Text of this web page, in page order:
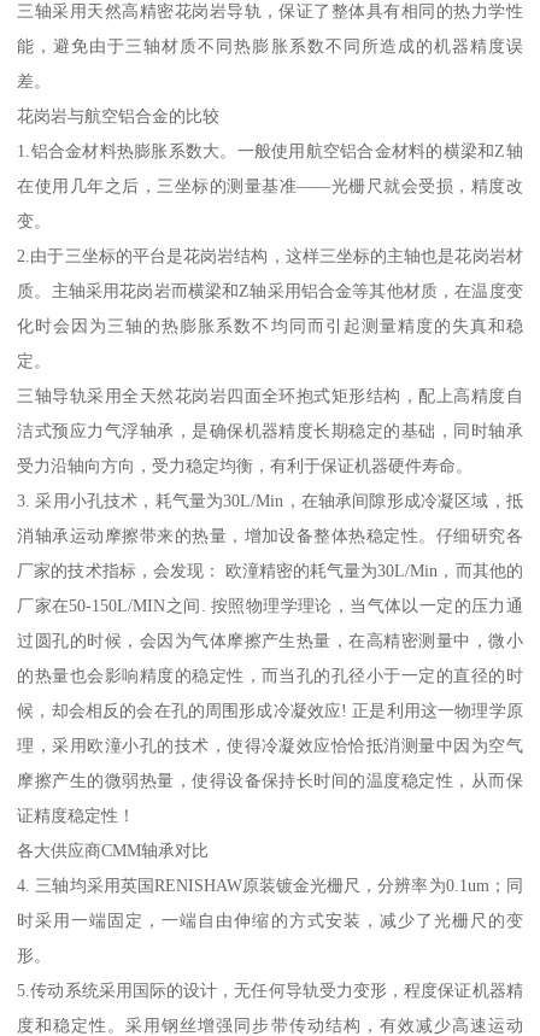
三轴采用天然高精密花岗岩导轨，保证了整体具有相同的热力学性
能，避免由于三轴材质不同热膨胀系数不同所造成的机器精度误
差。
花岗岩与航空铝合金的比较
1.铝合金材料热膨胀系数大。一般使用航空铝合金材料的横梁和Z轴
在使用几年之后，三坐标的测量基准——光栅尺就会受损，精度改
变。
2.由于三坐标的平台是花岗岩结构，这样三坐标的主轴也是花岗岩材
质。主轴采用花岗岩而横梁和Z轴采用铝合金等其他材质，在温度变
化时会因为三轴的热膨胀系数不均同而引起测量精度的失真和稳
定。
三轴导轨采用全天然花岗岩四面全环抱式矩形结构，配上高精度自
洁式预应力气浮轴承，是确保机器精度长期稳定的基础，同时轴承
受力沿轴向方向，受力稳定均衡，有利于保证机器硬件寿命。
3. 采用小孔技术，耗气量为30L/Min，在轴承间隙形成冷凝区域，抵
消轴承运动摩擦带来的热量，增加设备整体热稳定性。仔细研究各
厂家的技术指标，会发现： 欧潼精密的耗气量为30L/Min，而其他的
厂家在50-150L/MIN之间. 按照物理学理论，当气体以一定的压力通
过圆孔的时候，会因为气体摩擦产生热量，在高精密测量中，微小
的热量也会影响精度的稳定性，而当孔的孔径小于一定的直径的时
候，却会相反的会在孔的周围形成冷凝效应! 正是利用这一物理学原
理，采用欧潼小孔的技术，使得冷凝效应恰恰抵消测量中因为空气
摩擦产生的微弱热量，使得设备保持长时间的温度稳定性，从而保
证精度稳定性！
各大供应商CMM轴承对比
4. 三轴均采用英国RENISHAW原装镀金光栅尺，分辨率为0.1um；同
时采用一端固定，一端自由伸缩的方式安装，减少了光栅尺的变
形。
5.传动系统采用国际的设计，无任何导轨受力变形，程度保证机器精
度和稳定性。采用钢丝增强同步带传动结构，有效减少高速运动